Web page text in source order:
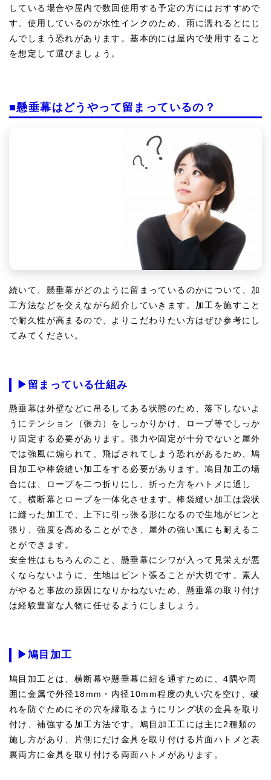
している場合や屋内で数回使用する予定の方にはおすすめで
す。使用しているのが水性インクのため、雨に濡れるとにじ
んでしまう恐れがあります。基本的には屋内で使用すること
を想定して選びましょう。
■懸垂幕はどうやって留まっているの？
続いて、懸垂幕がどのように留まっているのかについて、加
工方法などを交えながら紹介していきます。加工を施すこと
で耐久性が高まるので、よりこだわりたい方はぜひ参考にし
てみてください。
▶留まっている仕組み
懸垂幕は外壁などに吊るしてある状態のため、落下しないよ
うにテンション（張力）をしっかりかけ、ロープ等でしっか
り固定する必要があります。張力や固定が十分でないと屋外
では強風に煽られて、飛ばされてしまう恐れがあるため、鳩
目加工や棒袋縫い加工をする必要があります。鳩目加工の場
合には、ロープを二つ折りにし、折った方をハトメに通し
て、横断幕とロープを一体化させます。棒袋縫い加工は袋状
に縫った加工で、上下に引っ張る形になるので生地がピンと
張り、強度を高めることができ、屋外の強い風にも耐えるこ
とができます。
安全性はもちろんのこと、懸垂幕にシワが入って見栄えが悪
くならないように、生地はピント張ることが大切です。素人
がやると事故の原因になりかねないため、懸垂幕の取り付け
は経験豊富な人物に任せるようにしましょう。
▶鳩目加工
鳩目加工とは、横断幕や懸垂幕に紐を通すために、4隅や周
囲に金属で外径18mm・内径10mm程度の丸い穴を空け、破
れを防ぐためにその穴を縁取るようにリング状の金具を取り
付け、補強する加工方法です。鳩目加工工には主に2種類の
施し方があり、片側にだけ金具を取り付ける片面ハトメと表
裏両方に金具を取り付ける両面ハトメがあります。